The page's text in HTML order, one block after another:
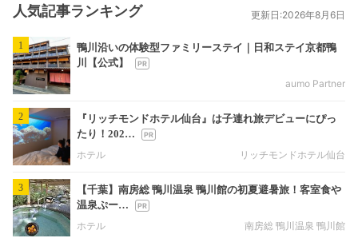
人気記事ランキング 更新日:2026年8月6日
1
鴨川沿いの体験型ファミリーステイ｜日和ステイ京都鴨
川【公式】
aumo Partner
2
『リッチモンドホテル仙台』は子連れ旅デビューにぴっ
たり！202…
ホテル
リッチモンドホテル仙台
3
【千葉】南房総 鴨川温泉 鴨川館の初夏避暑旅！客室食や
温泉ぷー…
ホテル
南房総 鴨川温泉 鴨川館